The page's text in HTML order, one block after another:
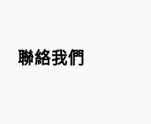
聯絡我們